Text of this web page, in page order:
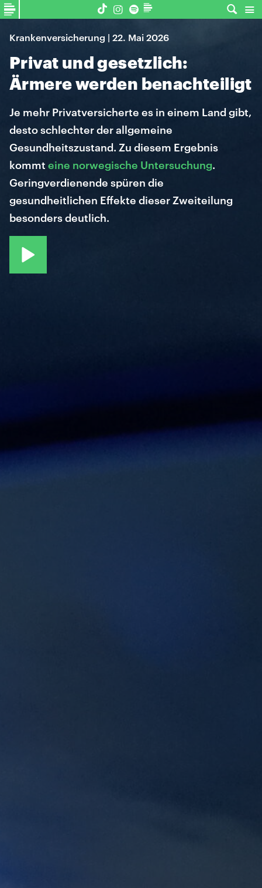
Krankenversicherung | 22. Mai 2026
Privat und gesetzlich:
Ärmere werden benachteiligt
Je mehr Privatversicherte es in einem Land gibt,
desto schlechter der allgemeine
Gesundheitszustand. Zu diesem Ergebnis
kommt eine norwegische Untersuchung.
Geringverdienende spüren die
gesundheitlichen Effekte dieser Zweiteilung
besonders deutlich.